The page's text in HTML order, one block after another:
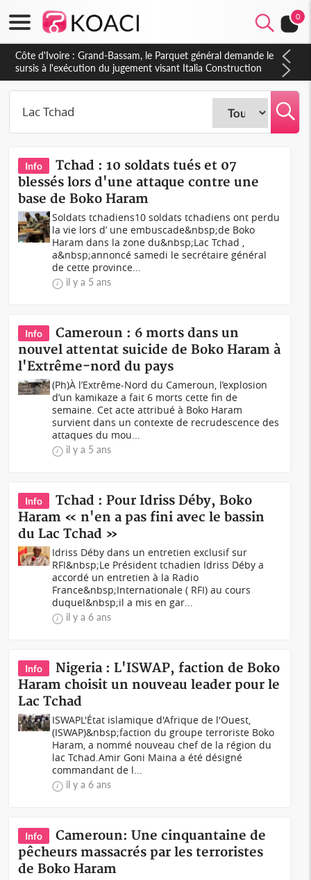
0
Côte d'Ivoire : Grand-Bassam, le Parquet général demande le
sursis à l'exécution du jugement visant Italia Construction
Info
Tchad : 10 soldats tués et 07
blessés lors d'une attaque contre une
base de Boko Haram
Soldats tchadiens10 soldats tchadiens ont perdu
la vie lors d’ une embuscade&nbsp;de Boko
Haram dans la zone du&nbsp;Lac Tchad ,
a&nbsp;annoncé samedi le secrétaire général
de cette province...
il y a 5 ans
Info
Cameroun : 6 morts dans un
nouvel attentat suicide de Boko Haram à
l'Extrême-nord du pays
(Ph)À l’Extrême-Nord du Cameroun, l’explosion
d’un kamikaze a fait 6 morts cette fin de
semaine. Cet acte attribué à Boko Haram
survient dans un contexte de recrudescence des
attaques du mou...
il y a 5 ans
Info
Tchad : Pour Idriss Déby, Boko
Haram « n'en a pas fini avec le bassin
du Lac Tchad »
Idriss Déby dans un entretien exclusif sur
RFI&nbsp;Le Président tchadien Idriss Déby a
accordé un entretien à la Radio
France&nbsp;Internationale ( RFI) au cours
duquel&nbsp;il a mis en gar...
il y a 6 ans
Info
Nigeria : L'ISWAP, faction de Boko
Haram choisit un nouveau leader pour le
Lac Tchad
ISWAPL'État islamique d'Afrique de l'Ouest,
(ISWAP)&nbsp;faction du groupe terroriste Boko
Haram, a nommé nouveau chef de la région du
lac Tchad.Amir Goni Maina a été désigné
commandant de l...
il y a 6 ans
Info
Cameroun: Une cinquantaine de
pêcheurs massacrés par les terroristes
de Boko Haram